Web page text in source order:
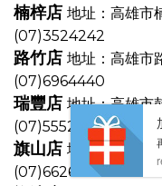
楠梓店 地址：高雄市
(07)3524242
路竹店 地址：高雄市
(07)6964440
瑞豐店 地址：高雄市
(07)5552893
旗山店 地址：高雄市
(07)6626138